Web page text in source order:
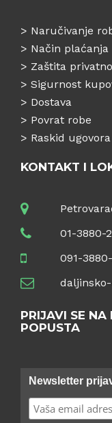
> Naručivanje
> Način plaćanja
> Zaštita
> Sigurnost
> Dostava
> Povrat robe
> Raskid ugovora
KONTAKT I
01-3880-
091-
PRIJAVI SE
POPUSTA
Newsletter